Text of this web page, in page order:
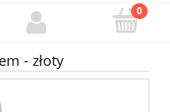
- złoty